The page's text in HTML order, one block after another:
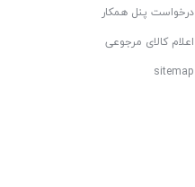
درخواست پنل همکار
اعلام کالای مرجوعی
sitemap